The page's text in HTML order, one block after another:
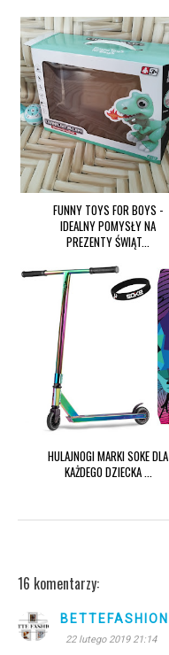
FUNNY TOYS FOR BOYS -
IDEALNY POMYSŁY NA
PREZENTY ŚWIĄT...
HULAJNOGI MARKI SOKE DLA
KAŻDEGO DZIECKA ...
16 komentarzy:
BETTEFASHION
22 lutego 2019 21:14